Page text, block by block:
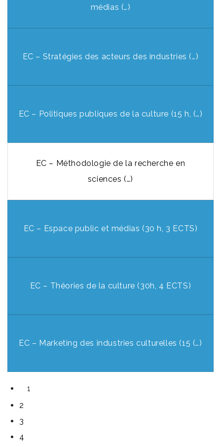
médias (…)
EC – Stratégies des acteurs des industries (…)
EC – Politiques publiques de la culture (15 h, (…)
EC – Méthodologie de la recherche en
sciences (…)
EC – Espace public et médias (30 h, 3 ECTS)
EC – Théories de la culture (30h, 4 ECTS)
EC – Marketing des industries culturelles (15 (…)
1
2
3
4